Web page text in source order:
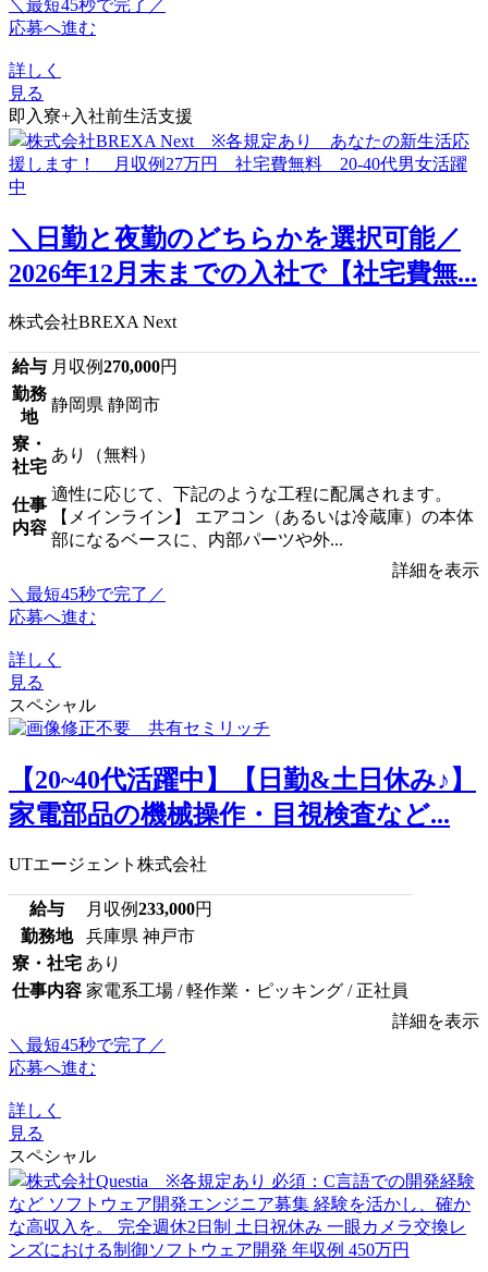
＼最短45秒で完了／
応募へ進む
詳しく
見る
即入寮+入社前生活支援
＼日勤と夜勤のどちらかを選択可能／
2026年12月末までの入社で【社宅費無...
株式会社BREXA Next
給与 月収例270,000円
勤務
地
静岡県 静岡市
寮・
社宅
あり（無料）
仕事
内容
適性に応じて、下記のような工程に配属されます。
【メインライン】 エアコン（あるいは冷蔵庫）の本体
部になるベースに、内部パーツや外...
詳細を表示
＼最短45秒で完了／
応募へ進む
詳しく
見る
スペシャル
【20~40代活躍中】【日勤&土日休み♪】
家電部品の機械操作・目視検査など...
UTエージェント株式会社
給与 月収例233,000円
勤務地
兵庫県 神戸市
寮・社宅 あり
仕事内容 家電系工場 / 軽作業・ピッキング / 正社員
詳細を表示
＼最短45秒で完了／
応募へ進む
詳しく
見る
スペシャル